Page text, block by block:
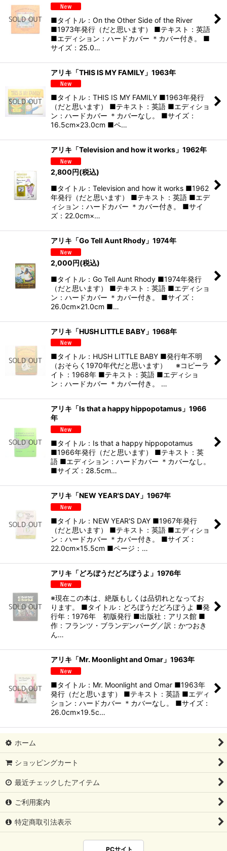
■タイトル：On the Other Side of the River
■1973年発行（だと思います） ■テキスト：英語
■エディション：ハードカバー ＊カバー付き。 ■
サイズ：25.0…
アリキ「THIS IS MY FAMILY」1963年
■タイトル：THIS IS MY FAMILY ■1963年発行
（だと思います） ■テキスト：英語 ■エディショ
ン：ハードカバー ＊カバーなし。 ■サイズ：
16.5cm×23.0cm ■ペ…
アリキ「Television and how it works」1962年
2,800円(税込)
■タイトル：Television and how it works ■1962
年発行（だと思います） ■テキスト：英語 ■エデ
ィション：ハードカバー ＊カバー付き。 ■サイ
ズ：22.0cm×…
アリキ「Go Tell Aunt Rhody」1974年
2,000円(税込)
■タイトル：Go Tell Aunt Rhody ■1974年発行
（だと思います） ■テキスト：英語 ■エディショ
ン：ハードカバー ＊カバー付き。 ■サイズ：
26.0cm×21.0cm ■…
アリキ「HUSH LITTLE BABY」1968年
■タイトル：HUSH LITTLE BABY ■発行年不明
（おそらく1970年代だと思います） ※コピーラ
イト：1968年 ■テキスト：英語 ■エディショ
ン：ハードカバー ＊カバー付き。 …
アリキ「Is that a happy hippopotamus」1966
年
■タイトル：Is that a happy hippopotamus
■1966年発行（だと思います） ■テキスト：英
語 ■エディション：ハードカバー ＊カバーなし。
■サイズ：28.5cm…
アリキ「NEW YEAR'S DAY」1967年
■タイトル：NEW YEAR'S DAY ■1967年発行
（だと思います） ■テキスト：英語 ■エディショ
ン：ハードカバー ＊カバー付き。 ■サイズ：
22.0cm×15.5cm ■ページ：…
アリキ「どろぼうだどろぼうよ」1976年
※現在この本は、絶版もしくは品切れとなってお
ります。 ■タイトル：どろぼうだどろぼうよ ■発
行年：1976年 初版発行 ■出版社：アリス館 ■
作：フランツ・ブランデンバーグ／訳：かつおき
ん…
アリキ「Mr. Moonlight and Omar」1963年
■タイトル：Mr. Moonlight and Omar ■1963年
発行（だと思います） ■テキスト：英語 ■エディ
ション：ハードカバー ＊カバーなし。 ■サイズ：
26.0cm×19.5c…
ホーム
ショッピングカート
最近チェックしたアイテム
ご利用案内
特定商取引法表示
PCサイト